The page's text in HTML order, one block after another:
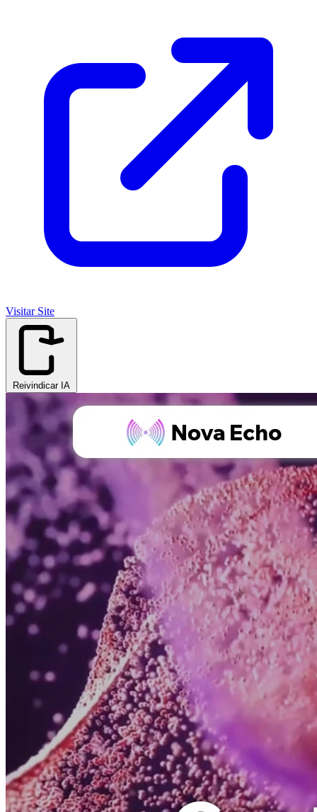
Visitar Site
Reivindicar IA